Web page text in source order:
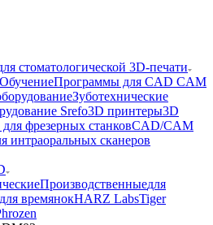
стоматологической 3D-печати
ОбучениеПрограммы для CAD CAM
Зуботехнические
Srefo3D принтеры3D
фрезерных станковCAD/CAM
интраоральных сканеров
Производственныедля
для времянокHARZ LabsTiger